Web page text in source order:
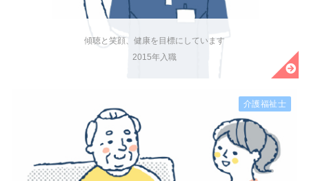
傾聴と笑顔、健康を目標にしています
2015年入職
介護福祉士